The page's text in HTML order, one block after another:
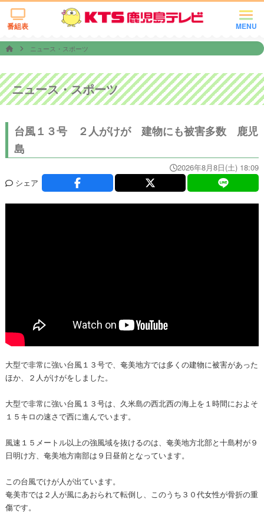
MENU
番組表
ニュース・スポーツ
ニュース・スポーツ
台風１３号 ２人がけが 建物にも被害多数 鹿児
島
2026年8月8日(土) 18:09
シェア
大型で非常に強い台風１３号で、奄美地方では多くの建物に被害があった
ほか、２人がけがをしました。
大型で非常に強い台風１３号は、久米島の西北西の海上を１時間におよそ
１５キロの速さで西に進んでいます。
風速１５メートル以上の強風域を抜けるのは、奄美地方北部と十島村が９
日明け方、奄美地方南部は９日昼前となっています。
この台風でけが人が出ています。
奄美市では２人が風にあおられて転倒し、このうち３０代女性が骨折の重
傷です。